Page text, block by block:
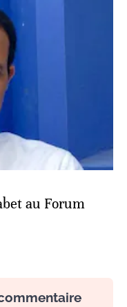
au Forum